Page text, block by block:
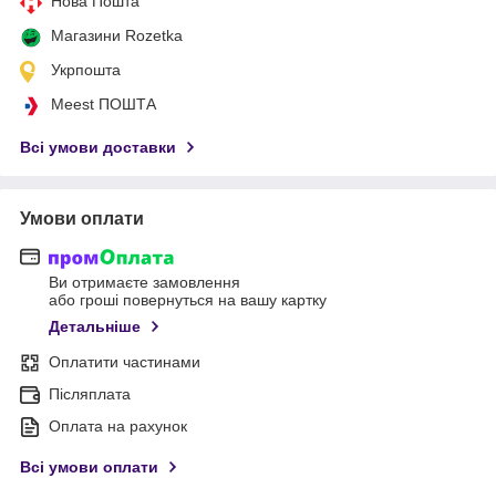
Магазини Rozetka
Укрпошта
Meest ПОШТА
Всі умови доставки
Умови оплати
Ви отримаєте замовлення
або гроші повернуться на вашу картку
Детальніше
Оплатити частинами
Післяплата
Оплата на рахунок
Всі умови оплати